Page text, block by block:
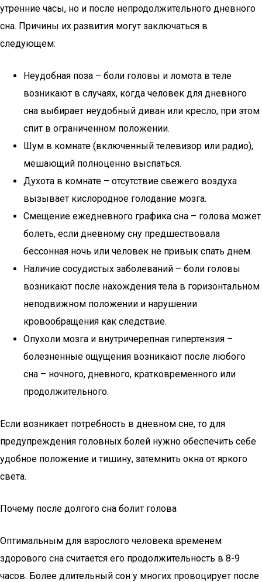
утренние часы, но и после непродолжительного дневного
сна. Причины их развития могут заключаться в
следующем:
Неудобная поза – боли головы и ломота в теле
возникают в случаях, когда человек для дневного
сна выбирает неудобный диван или кресло, при этом
спит в ограниченном положении.
Шум в комнате (включенный телевизор или радио),
мешающий полноценно выспаться.
Духота в комнате – отсутствие свежего воздуха
вызывает кислородное голодание мозга.
Смещение ежедневного графика сна – голова может
болеть, если дневному сну предшествовала
бессонная ночь или человек не привык спать днем.
Наличие сосудистых заболеваний – боли головы
возникают после нахождения тела в горизонтальном
неподвижном положении и нарушении
кровообращения как следствие.
Опухоли мозга и внутричерепная гипертензия –
болезненные ощущения возникают после любого
сна – ночного, дневного, кратковременного или
продолжительного.
Если возникает потребность в дневном сне, то для
предупреждения головных болей нужно обеспечить себе
удобное положение и тишину, затемнить окна от яркого
света.
Почему после долгого сна болит голова
Оптимальным для взрослого человека временем
здорового сна считается его продолжительность в 8-9
часов. Более длительный сон у многих провоцирует после